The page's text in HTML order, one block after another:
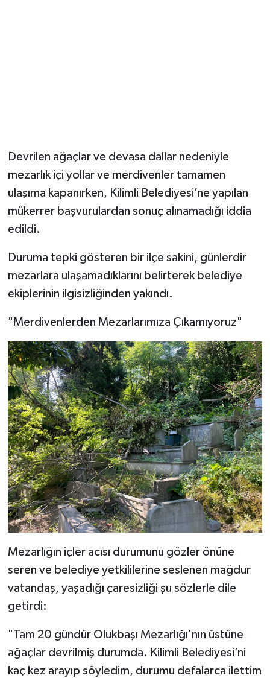
​Devrilen ağaçlar ve devasa dallar nedeniyle
mezarlık içi yollar ve merdivenler tamamen
ulaşıma kapanırken, Kilimli Belediyesi’ne yapılan
mükerrer başvurulardan sonuç alınamadığı iddia
edildi.
​Duruma tepki gösteren bir ilçe sakini, günlerdir
mezarlara ulaşamadıklarını belirterek belediye
ekiplerinin ilgisizliğinden yakındı.
​"Merdivenlerden Mezarlarımıza Çıkamıyoruz"
​Mezarlığın içler acısı durumunu gözler önüne
seren ve belediye yetkililerine seslenen mağdur
vatandaş, yaşadığı çaresizliği şu sözlerle dile
getirdi:
​"Tam 20 gündür Olukbaşı Mezarlığı'nın üstüne
ağaçlar devrilmiş durumda. Kilimli Belediyesi’ni
kaç kez arayıp söyledim, durumu defalarca ilettim